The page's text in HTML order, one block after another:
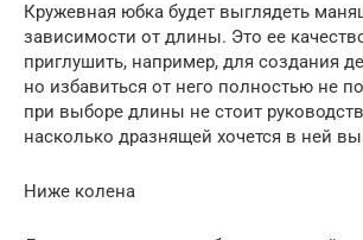
Кружевная юбка будет выглядеть
зависимости от длины. Это ее
приглушить, например, для создания
но избавиться от него полностью не
при выборе длины не стоит
насколько дразнящей хочется в ней
Ниже колена